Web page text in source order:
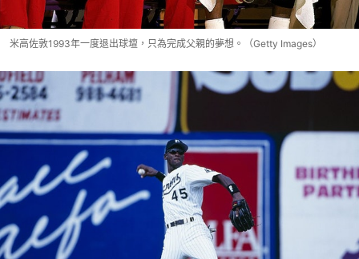
米高佐敦1993年一度退出球壇，只為完成父親的夢想。（Getty Images）